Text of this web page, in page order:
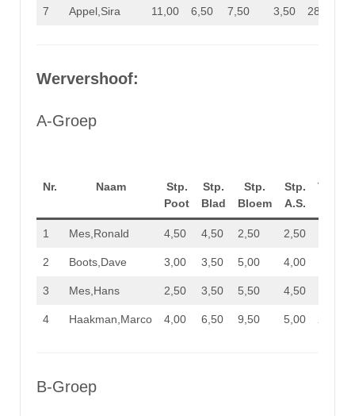
7 Appel,Sira 11,00 6,50 7,50 3,50 28,50
Wervershoof:
A-Groep
Nr. Naam
Stp.
Poot
Stp.
Blad
Stp.
Bloem
Stp.
A.S.
Totaal
1 Mes,Ronald 4,50 4,50 2,50 2,50
2 Boots,Dave 3,00 3,50 5,00 4,00
3 Mes,Hans 2,50 3,50 5,50 4,50
4 Haakman,Marco 4,00 6,50 9,50 5,00
B-Groep